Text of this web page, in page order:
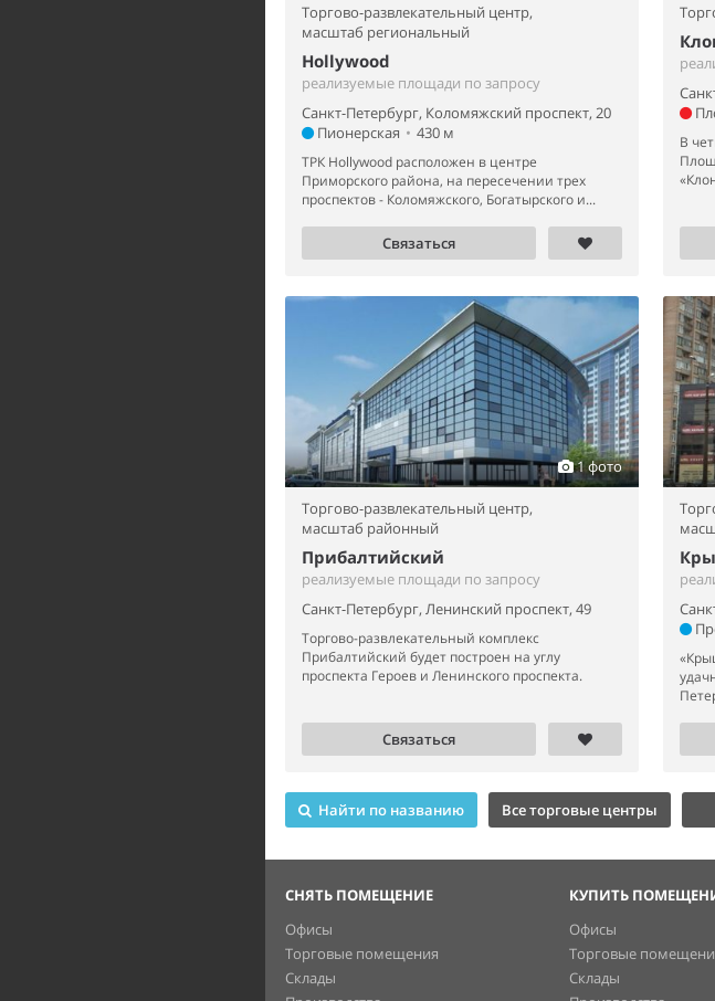
Торгово-развлекательный центр,
масштаб региональный
Hollywood
реализуемые площади по запросу
Санкт-Петербург, Коломяжский проспект, 20
Пионерская • 430 м
ТРК Hollywood расположен в центре
Приморского района, на пересечении трех
проспектов - Коломяжского, Богатырского и...
Связаться
В
1 фото
Торгово-развлекательный центр,
масштаб районный
Прибалтийский
реализуемые площади по запросу
Санкт-Петербург, Ленинский проспект, 49
Торгово-развлекательный комплекс
Прибалтийский будет построен на углу
проспекта Героев и Ленинского проспекта.
Связаться
Найти по названию Все торговые центры
СНЯТЬ ПОМЕЩЕНИЕ
Офисы
Торговые помещения
Склады
КУПИТЬ
Офисы
Торговые
Склады